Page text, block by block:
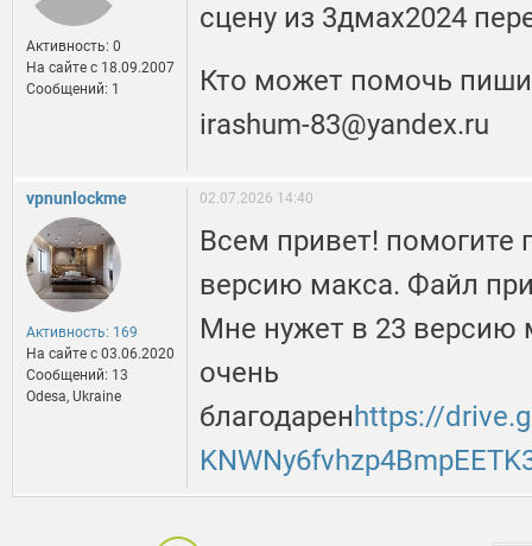
Активность: 0
На сайте c 18.09.2007
Сообщений: 1
сцену из 3дмах2024
Кто может помочь
irashum-83@yandex.ru
vpnunlockme
Активность: 169
На сайте c 03.06.2020
Сообщений: 13
Odesa, Ukraine
02.07.2026 14:40
Всем привет! помогите
версию макса. Файл
Мне нужет в 23 версию
очень
благодаренhttps://